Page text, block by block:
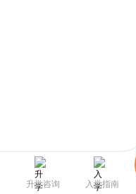
升学咨询 入学指南